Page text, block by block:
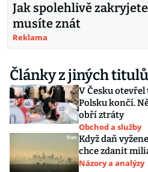
Jak spolehlivě
musíte znát
Reklama
Články z jiných titulů
V Česku
Polsku končí.
obří ztráty
Obchod a služby
Když daň
chce zdanit
Názory a analýzy